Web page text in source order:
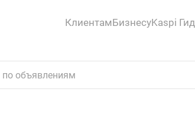
КлиентамБизнесуKaspi Гид